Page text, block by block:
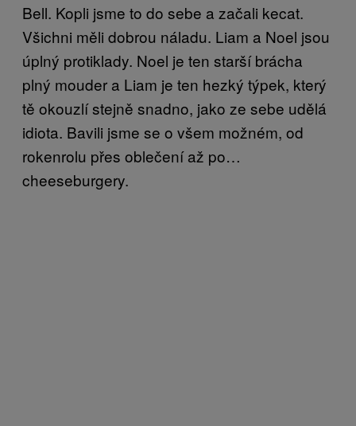
Bell. Kopli jsme to do sebe a začali kecat.
Všichni měli dobrou náladu. Liam a Noel jsou
úplný protiklady. Noel je ten starší brácha
plný mouder a Liam je ten hezký týpek, který
tě okouzlí stejně snadno, jako ze sebe udělá
idiota. Bavili jsme se o všem možném, od
rokenrolu přes oblečení až po…
cheeseburgery.